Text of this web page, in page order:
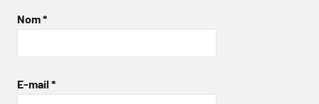
Nom*
E-mail *